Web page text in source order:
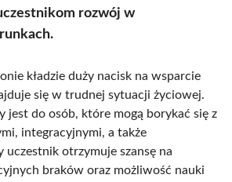
rozwój w
kładzie duży nacisk na wsparcie
się w trudnej sytuacji życiowej.
jest do osób, które mogą borykać się z
integracyjnymi, a także
uczestnik otrzymuje szansę na
braków oraz możliwość nauki